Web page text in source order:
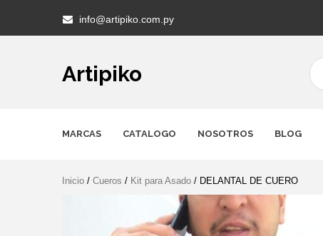
content
info@artipiko.com.py
Artipiko
MARCAS CATALOGO NOSOTROS BLOG
Inicio / Cueros / Kit para Asado / DELANTAL DE CUERO